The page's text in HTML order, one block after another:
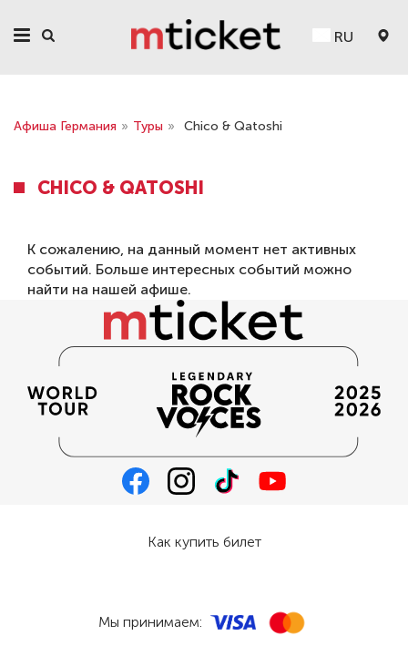
RU
Афиша Германия » Туры » Chico & Qatoshi
CHICO & QATOSHI
К сожалению, на данный момент нет активных
событий. Больше интересных событий можно
найти на нашей афише.
Как купить билет
Мы принимаем: